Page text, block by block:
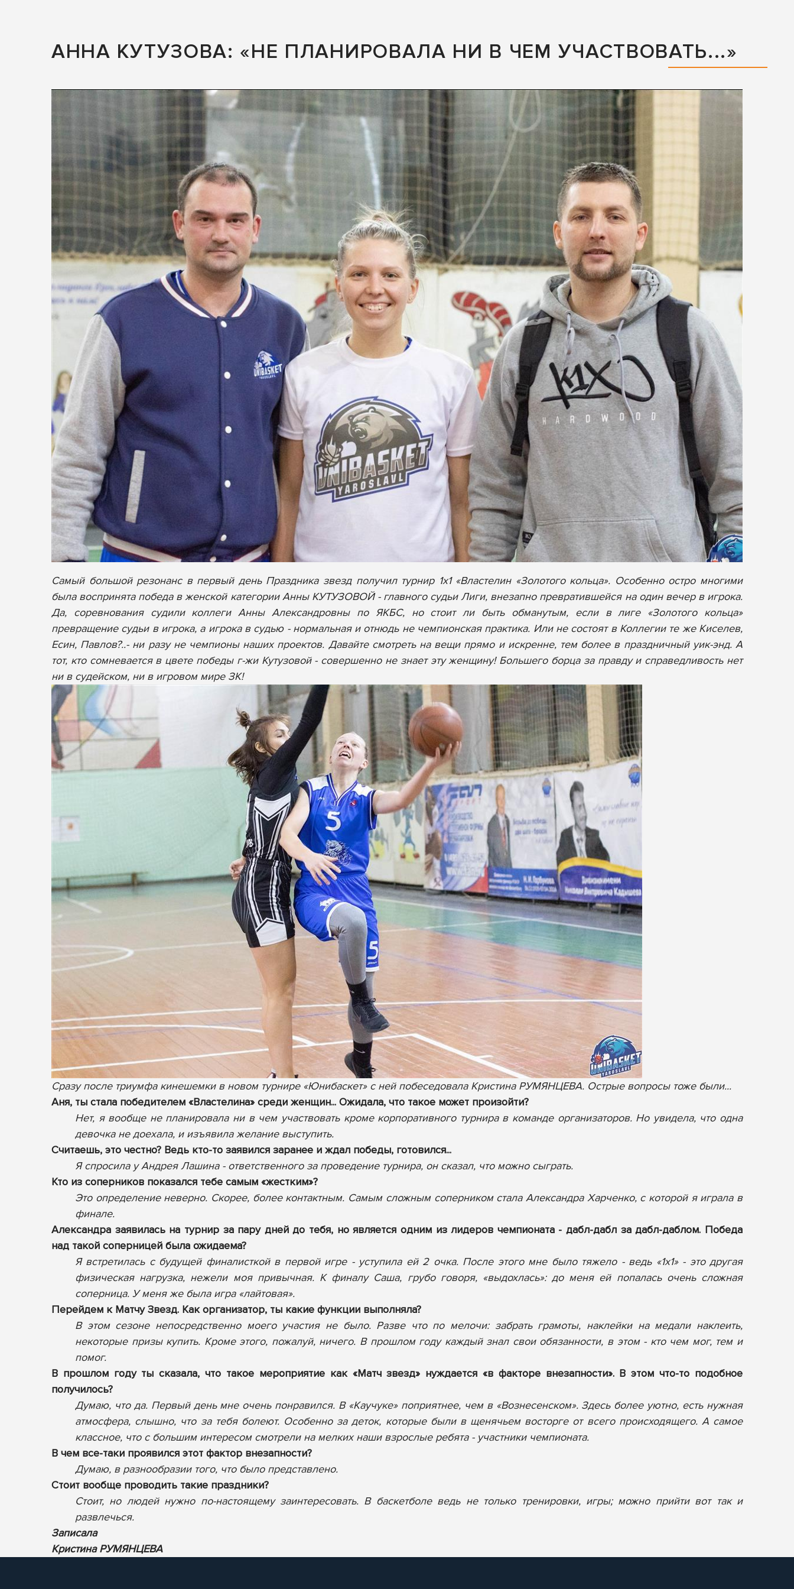
АННА КУТУЗОВА: «НЕ ПЛАНИРОВАЛА НИ В ЧЕМ УЧАСТВОВАТЬ...»
Самый большой резонанс в первый день Праздника звезд получил турнир 1х1 «Властелин «Золотого кольца». Особенно остро многими
была воспринята победа в женской категории Анны КУТУЗОВОЙ - главного судьи Лиги, внезапно превратившейся на один вечер в игрока.
Да, соревнования судили коллеги Анны Александровны по ЯКБС, но стоит ли быть обманутым, если в лиге «Золотого кольца»
превращение судьи в игрока, а игрока в судью - нормальная и отнюдь не чемпионская практика. Или не состоят в Коллегии те же Киселев,
Есин, Павлов?..- ни разу не чемпионы наших проектов. Давайте смотреть на вещи прямо и искренне, тем более в праздничный уик-энд. А
тот, кто сомневается в цвете победы г-жи Кутузовой - совершенно не знает эту женщину! Большего борца за правду и справедливость нет
ни в судейском, ни в игровом мире ЗК!
Сразу после триумфа кинешемки в новом турнире «Юнибаскет» с ней побеседовала Кристина РУМЯНЦЕВА. Острые вопросы тоже были...
Аня, ты стала победителем «Властелина» среди женщин... Ожидала, что такое может произойти?
Нет, я вообще не планировала ни в чем участвовать кроме корпоративного турнира в команде организаторов. Но увидела, что одна
девочка не доехала, и изъявила желание выступить.
Считаешь, это честно? Ведь кто-то заявился заранее и ждал победы, готовился...
Я спросила у Андрея Лашина - ответственного за проведение турнира, он сказал, что можно сыграть.
Кто из соперников показался тебе самым «жестким»?
Это определение неверно. Скорее, более контактным. Самым сложным соперником стала Александра Харченко, с которой я играла в
финале.
Александра заявилась на турнир за пару дней до тебя, но является одним из лидеров чемпионата - дабл-дабл за дабл-даблом. Победа
над такой соперницей была ожидаема?
Я встретилась с будущей финалисткой в первой игре - уступила ей 2 очка. После этого мне было тяжело - ведь «1х1» - это другая
физическая нагрузка, нежели моя привычная. К финалу Саша, грубо говоря, «выдохлась»: до меня ей попалась очень сложная
соперница. У меня же была игра «лайтовая».
Перейдем к Матчу Звезд. Как организатор, ты какие функции выполняла?
В этом сезоне непосредственно моего участия не было. Разве что по мелочи: забрать грамоты, наклейки на медали наклеить,
некоторые призы купить. Кроме этого, пожалуй, ничего. В прошлом году каждый знал свои обязанности, в этом - кто чем мог, тем и
помог.
В прошлом году ты сказала, что такое мероприятие как «Матч звезд» нуждается «в факторе внезапности». В этом что-то подобное
получилось?
Думаю, что да. Первый день мне очень понравился. В «Каучуке» поприятнее, чем в «Вознесенском». Здесь более уютно, есть нужная
атмосфера, слышно, что за тебя болеют. Особенно за деток, которые были в щенячьем восторге от всего происходящего. А самое
классное, что с большим интересом смотрели на мелких наши взрослые ребята - участники чемпионата.
В чем все-таки проявился этот фактор внезапности?
Думаю, в разнообразии того, что было представлено.
Стоит вообще проводить такие праздники?
Стоит, но людей нужно по-настоящему заинтересовать. В баскетболе ведь не только тренировки, игры; можно прийти вот так и
развлечься.
Записала
Кристина РУМЯНЦЕВА